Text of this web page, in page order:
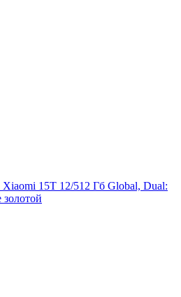
15T 12/512 Гб Global, Dual: